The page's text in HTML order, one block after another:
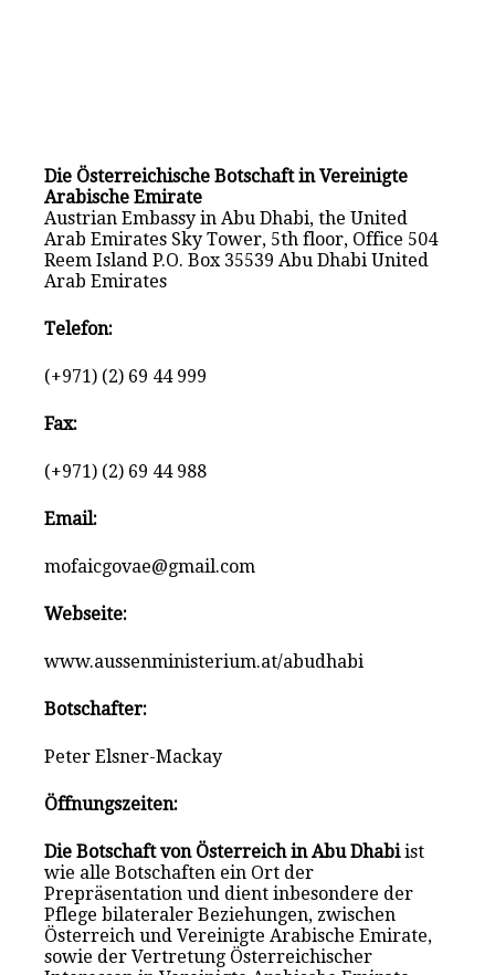
Die Österreichische Botschaft in Vereinigte
Arabische Emirate
Austrian Embassy in Abu Dhabi, the United
Arab Emirates Sky Tower, 5th floor, Office 504
Reem Island P.O. Box 35539 Abu Dhabi United
Arab Emirates
Telefon:
(+971) (2) 69 44 999
Fax:
(+971) (2) 69 44 988
Email:
mofaicgovae@gmail.com
Webseite:
www.aussenministerium.at/abudhabi
Botschafter:
Peter Elsner-Mackay
Öffnungszeiten:
Die Botschaft von Österreich in Abu Dhabiist
wie alle Botschaften ein Ort der
Prepräsentation und dient inbesondere der
Pflege bilateraler Beziehungen, zwischen
Österreich und Vereinigte Arabische Emirate,
sowie der Vertretung Österreichischer